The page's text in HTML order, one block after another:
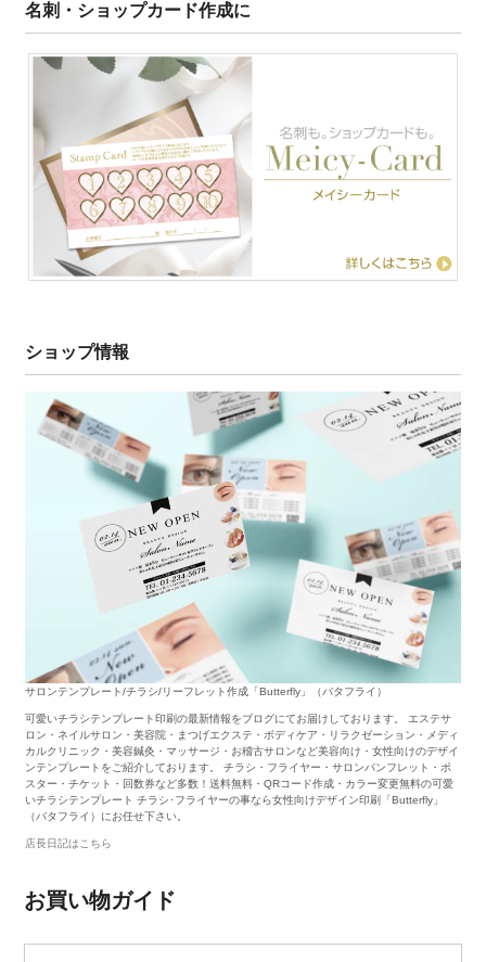
名刺・ショップカード作成に
ショップ情報
サロンテンプレート/チラシ/リーフレット作成「Butterfly」（バタフライ）
可愛いチラシテンプレート印刷の最新情報をブログにてお届けしております。 エステサ
ロン・ネイルサロン・美容院・まつげエクステ・ボディケア・リラクゼーション・メディ
カルクリニック・美容鍼灸・マッサージ・お稽古サロンなど美容向け・女性向けのデザイ
ンテンプレートをご紹介しております。 チラシ・フライヤー・サロンパンフレット・ポ
スター・チケット・回数券など多数！送料無料・QRコード作成・カラー変更無料の可愛
いチラシテンプレート チラシ･フライヤーの事なら女性向けデザイン印刷「Butterfly」
（バタフライ）にお任せ下さい。
店長日記はこちら
お買い物ガイド